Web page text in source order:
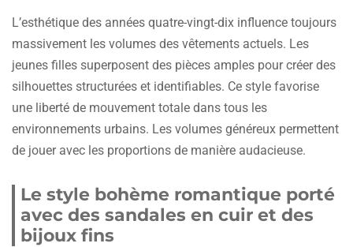
L’esthétique des années quatre-vingt-dix influence toujours
massivement les volumes des vêtements actuels. Les
jeunes filles superposent des pièces amples pour créer des
silhouettes structurées et identifiables. Ce style favorise
une liberté de mouvement totale dans tous les
environnements urbains. Les volumes généreux permettent
de jouer avec les proportions de manière audacieuse.
Le style bohème romantique porté
avec des sandales en cuir et des
bijoux fins